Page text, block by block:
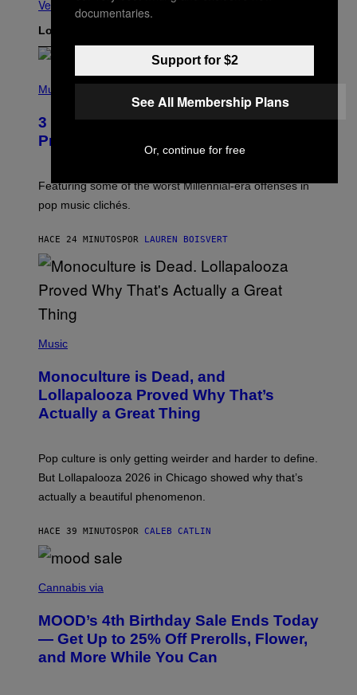
Ver todo
Lo más reciente
P
T
O
B
A
C
O
U
S
E
R
E
F
R
N
Music
3 Insufferable Pop Music Tropes That
Predate the Gen Alpha Melody
Featuring some of the worst Millennial-era offenses in
pop music clichés.
HACE 24 MINUTOS POR LAUREN BOISVERT
P
T
O
V
I
M
O
I
)
Music
Monoculture is Dead, and
Lollapalooza Proved Why That’s
Actually a Great Thing
Pop culture is only getting weirder and harder to define.
But Lollapalooza 2026 in Chicago showed why that’s
actually a beautiful phenomenon.
HACE 39 MINUTOS POR CALEB CATLIN
O
T
Y
Cannabis via
MOOD’s 4th Birthday Sale Ends Today
— Get Up to 25% Off Prerolls, Flower,
and More While You Can
documentaries.
Support for $2
See All Membership Plans
Or, continue for free